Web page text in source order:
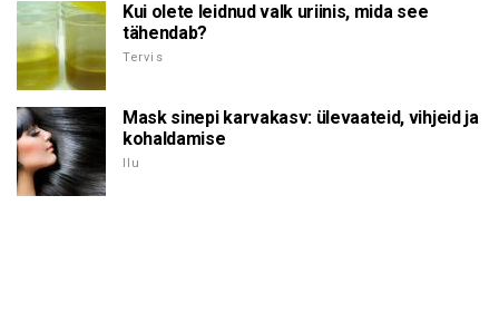
Kui olete leidnud valk uriinis, mida see
tähendab?
Tervis
Mask sinepi karvakasv: ülevaateid, vihjeid ja
kohaldamise
Ilu